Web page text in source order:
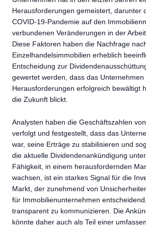
Herausforderungen gemeistert, darunter
COVID-19-Pandemie auf den
verbundenen Veränderungen in der
Diese Faktoren haben die Nachfrage
Einzelhandelsimmobilien erheblich
Entscheidung zur
gewertet werden, dass das Unternehmen
Herausforderungen erfolgreich bewältigt
die Zukunft blickt.
Analysten haben die Geschäftszahlen
verfolgt und festgestellt, dass das
war, seine Erträge zu stabilisieren und
die aktuelle Dividendenankündigung
Fähigkeit, in einem herausfordernden
wachsen, ist ein starkes Signal für die
Markt, der zunehmend von
für Immobilienunternehmen
transparent zu kommunizieren. Die
könnte daher auch als Teil einer